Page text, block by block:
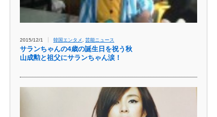
2015/12/1 韓国エンタメ 芸能ニュース
サランちゃんの4歳の誕生日を祝う秋
山成勲と祖父にサランちゃん涙！